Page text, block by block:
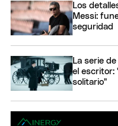
Los
Messi:
seguridad
La serie
el escritor:
solitario"